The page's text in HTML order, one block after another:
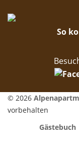
So
© 2026
vorbehalten
Gästebuch